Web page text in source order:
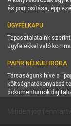
és pontosítása, épp
ÜGYFÉLKAPU
Tapasztalataink
ügyfelekkel való
PAPÍR NÉLKÜLI IRODA
Társaságunk híve a
költséghatékonyabbá
dokumentumok